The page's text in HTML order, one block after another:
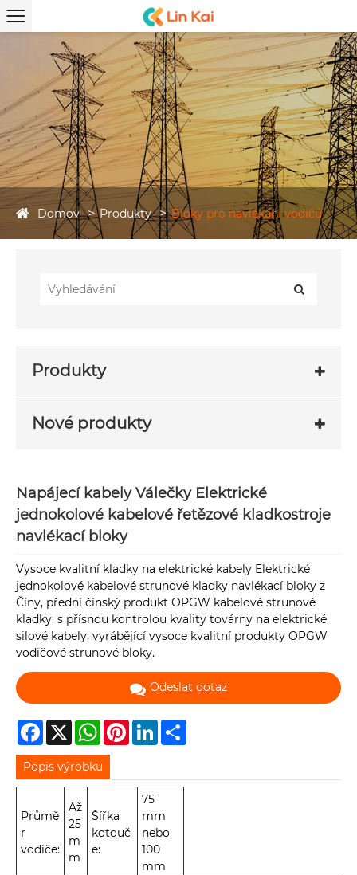
Domov Produkty Bloky pro navlékání vodičů
Produkty
Nové produkty
Napájecí kabely Válečky Elektrické
jednokolové kabelové řetězové kladkostroje
navlékací bloky
Vysoce kvalitní kladky na elektrické kabely Elektrické
jednokolové kabelové strunové kladky navlékací bloky z
Číny, přední čínský produkt OPGW kabelové strunové
kladky, s přísnou kontrolou kvality továrny na elektrické
silové kabely, vyrábějící vysoce kvalitní produkty OPGW
vodičové strunové bloky.
Odeslat dotaz
Facebook
X WhatsAppPinterestLinkedIn
Popis výrobku
Průmě
r
vodiče:
Až
25
m
m
Šířka
kotouč
e:
75
mm
nebo
100
mm